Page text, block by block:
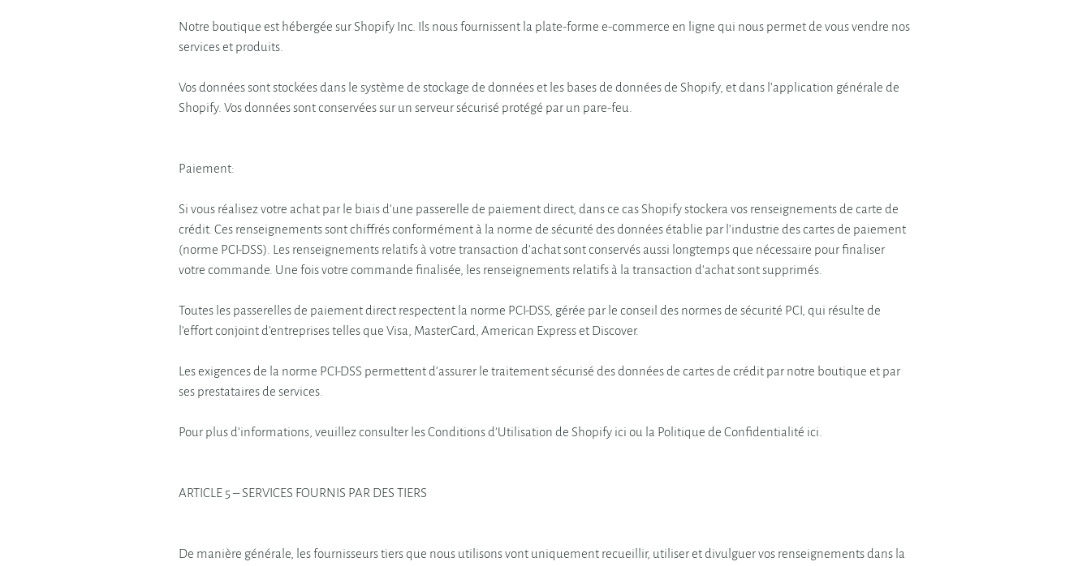
Notre boutique est hébergée sur Shopify Inc. Ils nous fournissent la plate-forme e-commerce en ligne qui nous permet de vous vendre nos
services et produits.
Vos données sont stockées dans le système de stockage de données et les bases de données de Shopify, et dans l’application générale de
Shopify. Vos données sont conservées sur un serveur sécurisé protégé par un pare-feu.
Paiement:
Si vous réalisez votre achat par le biais d’une passerelle de paiement direct, dans ce cas Shopify stockera vos renseignements de carte de
crédit. Ces renseignements sont chiffrés conformément à la norme de sécurité des données établie par l’industrie des cartes de paiement
(norme PCI-DSS). Les renseignements relatifs à votre transaction d’achat sont conservés aussi longtemps que nécessaire pour finaliser
votre commande. Une fois votre commande finalisée, les renseignements relatifs à la transaction d’achat sont supprimés.
Toutes les passerelles de paiement direct respectent la norme PCI-DSS, gérée par le conseil des normes de sécurité PCI, qui résulte de
l’effort conjoint d’entreprises telles que Visa, MasterCard, American Express et Discover.
Les exigences de la norme PCI-DSS permettent d’assurer le traitement sécurisé des données de cartes de crédit par notre boutique et par
ses prestataires de services.
Pour plus d’informations, veuillez consulter les Conditions d’Utilisation de Shopify ici ou la Politique de Confidentialité ici.
ARTICLE 5 – SERVICES FOURNIS PAR DES TIERS
De manière générale, les fournisseurs tiers que nous utilisons vont uniquement recueillir, utiliser et divulguer vos renseignements dans la